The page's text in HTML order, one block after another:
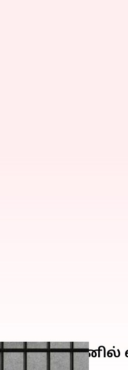
கப்பன்